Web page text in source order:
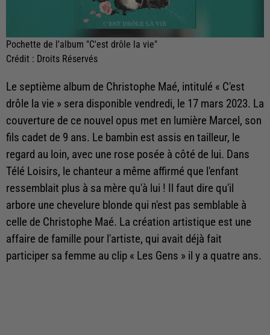
Pochette de l'album "C'est drôle la vie"
Crédit : Droits Réservés
Le septième album de Christophe Maé, intitulé « C'est
drôle la vie » sera disponible vendredi, le 17 mars 2023. La
couverture de ce nouvel opus met en lumière Marcel, son
fils cadet de 9 ans. Le bambin est assis en tailleur, le
regard au loin, avec une rose posée à côté de lui. Dans
Télé Loisirs, le chanteur a même affirmé que l'enfant
ressemblait plus à sa mère qu'à lui ! Il faut dire qu'il
arbore une chevelure blonde qui n'est pas semblable à
celle de Christophe Maé. La création artistique est une
affaire de famille pour l'artiste, qui avait déjà fait
participer sa femme au clip « Les Gens » il y a quatre ans.